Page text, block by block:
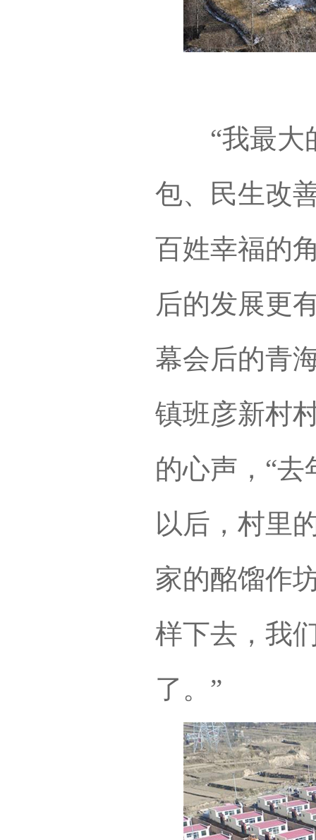
“我最大的
包、民生改
百姓幸福的
后的发展更
幕会后的青
镇班彦新村
的心声，“
以后，村里
家的酩馏作
样下去，我
了。”